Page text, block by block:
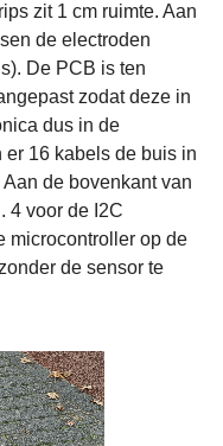
zit 1 cm ruimte. Aan
de electroden
De PCB is ten
zodat deze in
dus in de
er 16 kabels de buis in
de bovenkant van
4 voor de I2C
microcontroller op de
de sensor te